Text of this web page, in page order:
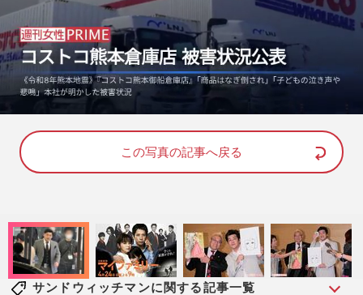
n
u
o
d
:
この写真の記事へ戻る
サンドウィッチマンに関する記事一覧